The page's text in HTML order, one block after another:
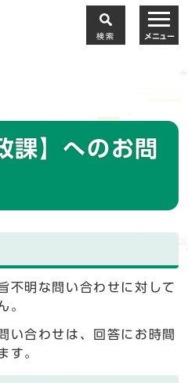
検索 メニュー
課】へのお問
不明な問い合わせに対して
。
い合わせは、回答にお時間
す。